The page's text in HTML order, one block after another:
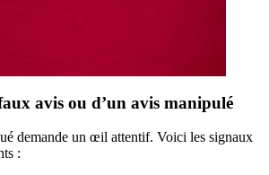
avis ou d’un avis manipulé
demande un œil attentif. Voici les signaux
: